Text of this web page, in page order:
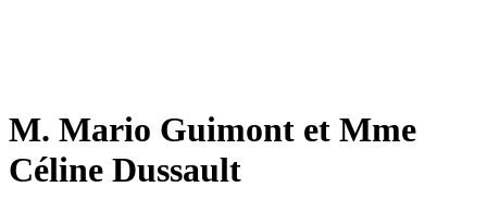
M. Mario Guimont et Mme
Céline Dussault